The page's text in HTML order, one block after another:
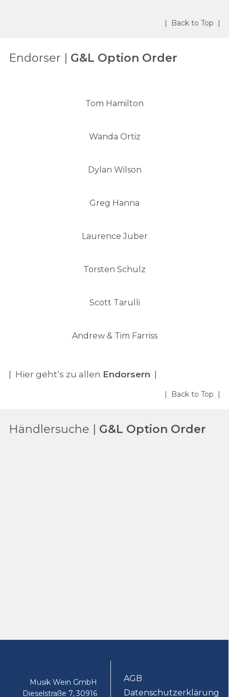
| Back to Top |
Endorser | G&L Option Order
Tom Hamilton
Wanda Ortiz
Dylan Wilson
Greg Hanna
Laurence Juber
Torsten Schulz
Scott Tarulli
Andrew & Tim Farriss
| Hier geht‘s zu allen Endorsern
| Back to Top |
Händlersuche | G&L Option Order
Musik Wein GmbH
Dieselstraße 7, 30916
AGB
Datenschutzerklärung